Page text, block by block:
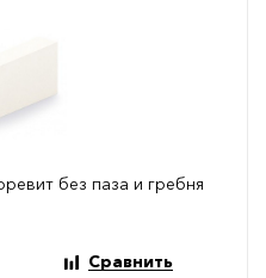
без паза и гребня
Сравнить